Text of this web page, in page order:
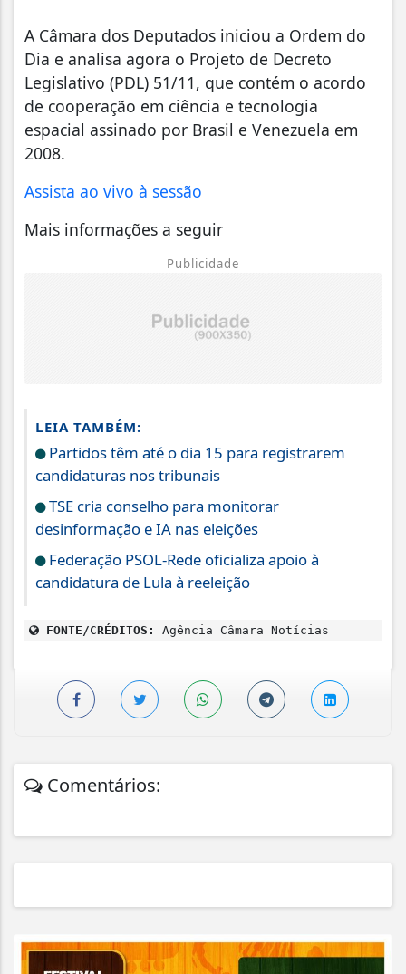
A Câmara dos Deputados iniciou a Ordem do
Dia e analisa agora o Projeto de Decreto
Legislativo (PDL) 51/11, que contém o acordo
de cooperação em ciência e tecnologia
espacial assinado por Brasil e Venezuela em
2008.
Assista ao vivo à sessão
Mais informações a seguir
Publicidade
LEIA TAMBÉM:
Partidos têm até o dia 15 para registrarem
candidaturas nos tribunais
TSE cria conselho para monitorar
desinformação e IA nas eleições
Federação PSOL-Rede oficializa apoio à
candidatura de Lula à reeleição
FONTE/CRÉDITOS: Agência Câmara Notícias
Comentários: